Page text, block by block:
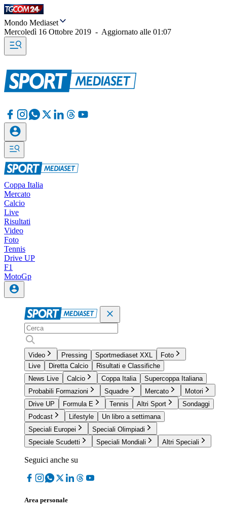
Mondo Mediaset
Mercoledì 16 Ottobre 2019 - Aggiornato alle 01:07
Coppa Italia
Mercato
Calcio
Live
Risultati
Video
Foto
Tennis
Drive UP
F1
MotoGp
Video Pressing Sportmediaset XXL
Foto
Live
Diretta Calcio
Risultati e Classifiche
News Live
Calcio Coppa Italia
Supercoppa Italiana
Probabili Formazioni
Squadre Mercato
Motori
Drive UP
Formula E Tennis Altri Sport
Sondaggi
Podcast
Lifestyle
Un libro a settimana
Speciali Europei
Speciali Olimpiadi
Speciale Scudetti
Speciali Mondiali Altri Speciali
Seguici anche su
Area personale